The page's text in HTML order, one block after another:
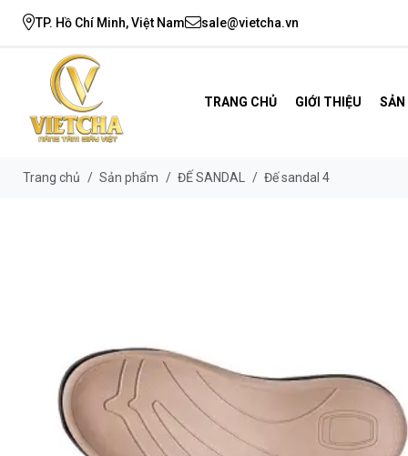
TP. Hồ Chí Minh, Việt Nam sale@vietcha.vn
TRANG CHỦ GIỚI THIỆU
Trang chủ / Sản phẩm / ĐẾ SANDAL / Đế sandal 4